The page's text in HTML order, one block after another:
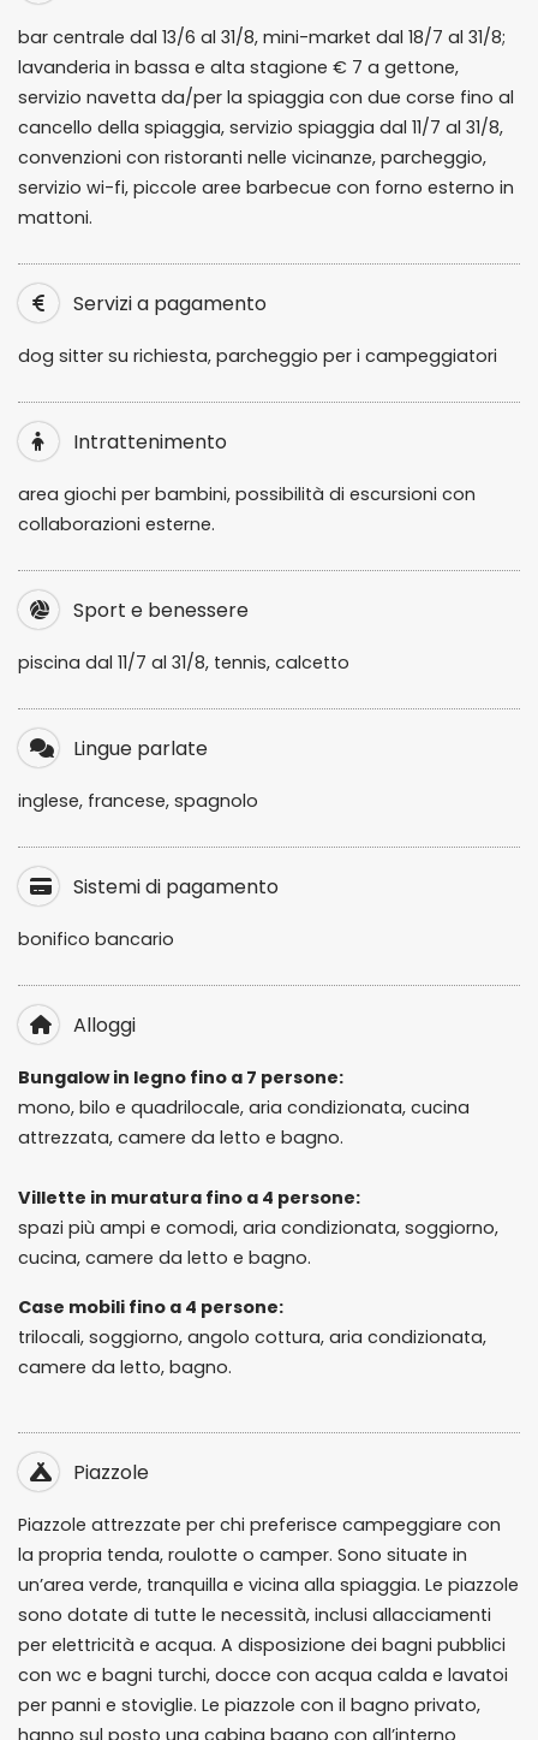
bar centrale dal 13/6 al 31/8, mini-market dal 18/7 al 31/8;
lavanderia in bassa e alta stagione € 7 a gettone,
servizio navetta da/per la spiaggia con due corse fino al
cancello della spiaggia, servizio spiaggia dal 11/7 al 31/8,
convenzioni con ristoranti nelle vicinanze, parcheggio,
servizio wi-fi, piccole aree barbecue con forno esterno in
mattoni.
Servizi a pagamento
dog sitter su richiesta, parcheggio per i campeggiatori
Intrattenimento
area giochi per bambini, possibilità di escursioni con
collaborazioni esterne.
Sport e benessere
piscina dal 11/7 al 31/8, tennis, calcetto
Lingue parlate
inglese, francese, spagnolo
Sistemi di pagamento
bonifico bancario
Alloggi
Bungalow in legno fino a 7 persone:
mono, bilo e quadrilocale, aria condizionata, cucina
attrezzata, camere da letto e bagno.
Villette in muratura fino a 4 persone:
spazi più ampi e comodi, aria condizionata, soggiorno,
cucina, camere da letto e bagno.
Case mobili fino a 4 persone:
trilocali, soggiorno, angolo cottura, aria condizionata,
camere da letto, bagno.
Piazzole
Piazzole attrezzate per chi preferisce campeggiare con
la propria tenda, roulotte o camper. Sono situate in
un’area verde, tranquilla e vicina alla spiaggia. Le piazzole
sono dotate di tutte le necessità, inclusi allacciamenti
per elettricità e acqua. A disposizione dei bagni pubblici
con wc e bagni turchi, docce con acqua calda e lavatoi
per panni e stoviglie. Le piazzole con il bagno privato,
hanno sul posto una cabina bagno con all’interno